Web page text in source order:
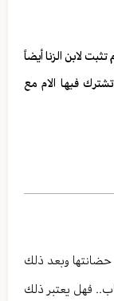
لابن الزنا أيضاً
فيها الام مع
حضانتها وبعد ذلك
فهل يعتبر ذلك